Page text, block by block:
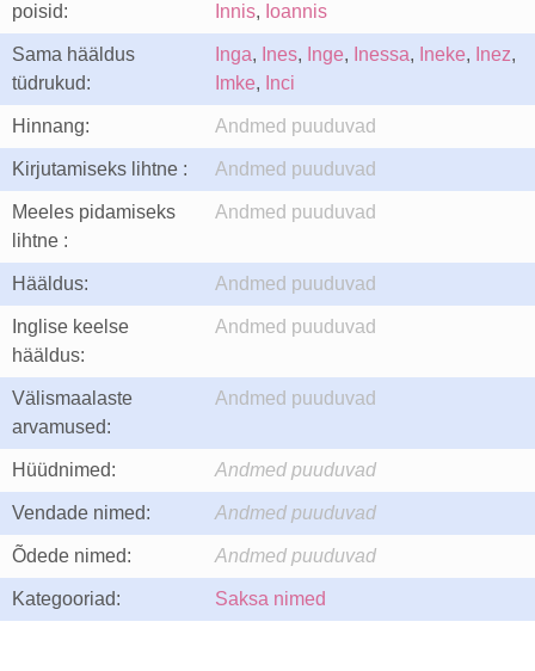
poisid:
Innis, Ioannis
Sama hääldus
tüdrukud:
Inga, Ines, Inge, Inessa, Ineke, Inez,
Imke, Inci
Hinnang: Andmed puuduvad
Kirjutamiseks lihtne : Andmed puuduvad
Meeles pidamiseks
lihtne :
Andmed puuduvad
Hääldus: Andmed puuduvad
Inglise keelse
hääldus:
Andmed puuduvad
Välismaalaste
arvamused:
Andmed puuduvad
Hüüdnimed: Andmed puuduvad
Vendade nimed: Andmed puuduvad
Õdede nimed: Andmed puuduvad
Kategooriad: Saksa nimed